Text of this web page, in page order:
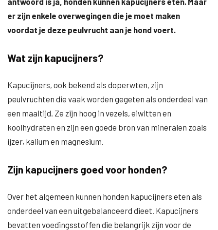
er zijn enkele overwegingen die je moet maken
voordat je deze peulvrucht aan je hond voert.
Wat zijn kapucijners?
Kapucijners, ook bekend als doperwten, zijn
peulvruchten die vaak worden gegeten als onderdeel van
een maaltijd. Ze zijn hoog in vezels, eiwitten en
koolhydraten en zijn een goede bron van mineralen zoals
ijzer, kalium en magnesium.
Zijn kapucijners goed voor honden?
Over het algemeen kunnen honden kapucijners eten als
onderdeel van een uitgebalanceerd dieet. Kapucijners
bevatten voedingsstoffen die belangrijk zijn voor de